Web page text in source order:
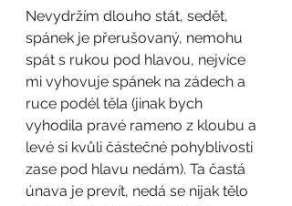
Nevydržím dlouho stát, sedět,
spánek je přerušovaný, nemohu
spát s rukou pod hlavou, nejvíce
mi vyhovuje spánek na zádech a
ruce podél těla (jinak bych
vyhodila pravé rameno z kloubu a
levé si kvůli částečné pohyblivosti
zase pod hlavu nedám). Ta častá
únava je prevít, nedá se nijak tělo